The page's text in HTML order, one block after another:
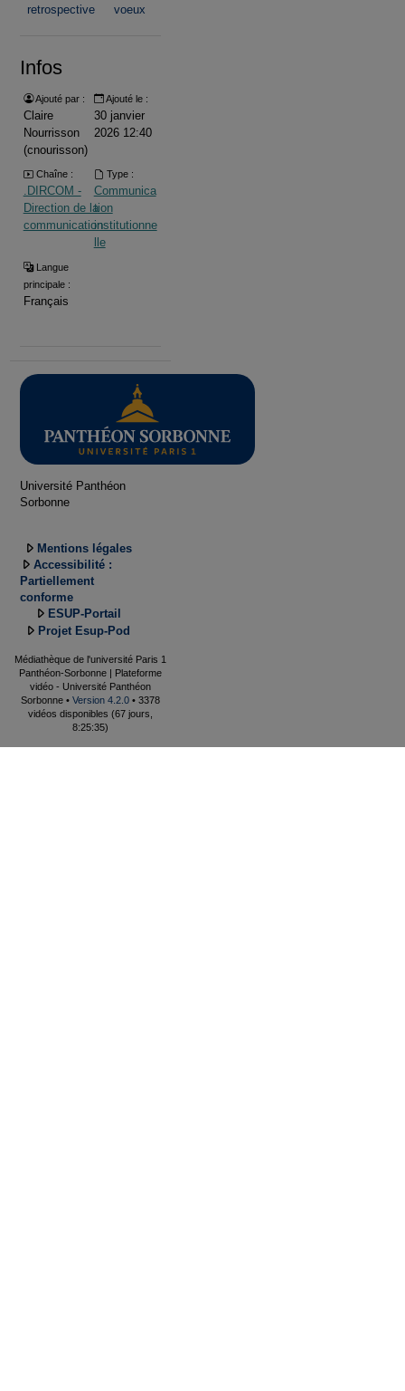
retrospective
voeux
Infos
Ajouté par :
Claire
Nourrisson
(cnourisson)
Ajouté le :
30 janvier
2026 12:40
Chaîne :
.DIRCOM -
Direction de la
communication
Type :
Communica
tion
institutionne
lle
Langue
principale :
Français
Université Panthéon
Sorbonne
Mentions légales
Accessibilité :
Partiellement
conforme
ESUP-Portail
Projet Esup-Pod
Médiathèque de l'université Paris 1
Panthéon-Sorbonne | Plateforme
vidéo - Université Panthéon
Sorbonne • Version 4.2.0 • 3378
vidéos disponibles (67 jours,
8:25:35)